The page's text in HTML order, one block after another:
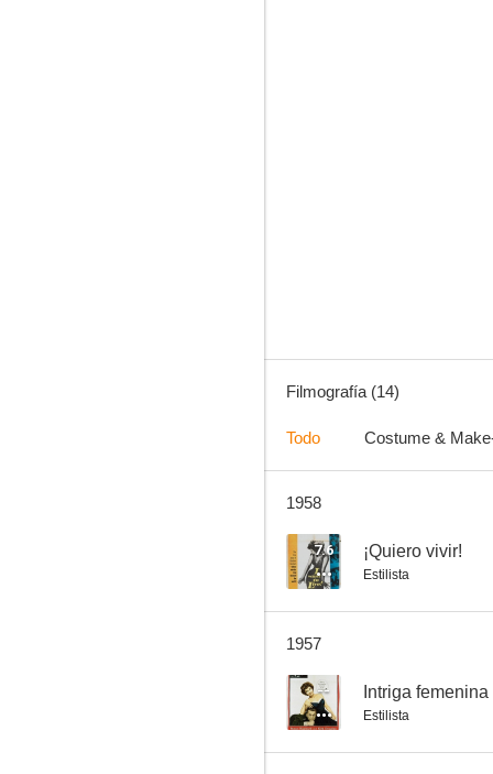
--
Filmografía (14)
Todo Costume &
1958
7.6 ¡Quiero vivir!
Estilista
1957
-- Intriga femenina
Estilista